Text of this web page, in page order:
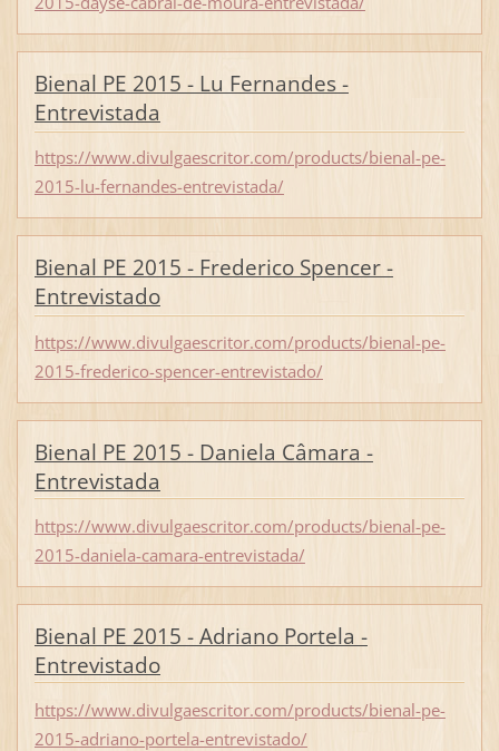
Bienal PE 2015 - Lu Fernandes -
Entrevistada
https://www.divulgaescritor.com/products/bienal-pe-
2015-lu-fernandes-entrevistada/
Bienal PE 2015 - Frederico Spencer -
Entrevistado
https://www.divulgaescritor.com/products/bienal-pe-
2015-frederico-spencer-entrevistado/
Bienal PE 2015 - Daniela Câmara -
Entrevistada
https://www.divulgaescritor.com/products/bienal-pe-
2015-daniela-camara-entrevistada/
Bienal PE 2015 - Adriano Portela -
Entrevistado
https://www.divulgaescritor.com/products/bienal-pe-
2015-adriano-portela-entrevistado/